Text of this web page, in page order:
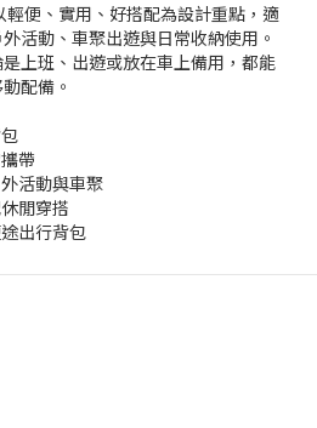
便、實用、好搭配為設計重點，適
活動、車聚出遊與日常收納使用。
上班、出遊或放在車上備用，都能
配備。
帶
活動與車聚
閒穿搭
出行背包